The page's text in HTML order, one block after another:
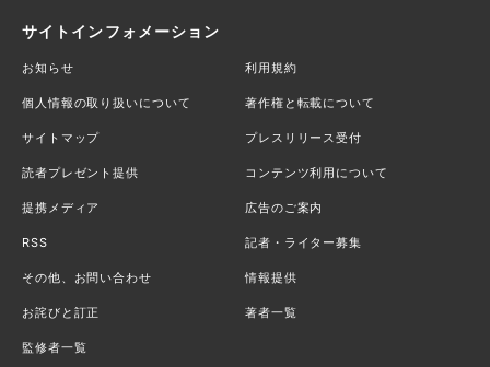
サイトインフォメーション
お知らせ 利用規約
個人情報の取り扱いについて 著作権と転載について
サイトマップ プレスリリース受付
読者プレゼント提供 コンテンツ利用について
提携メディア 広告のご案内
RSS 記者・ライター募集
その他、お問い合わせ 情報提供
お詫びと訂正 著者一覧
監修者一覧